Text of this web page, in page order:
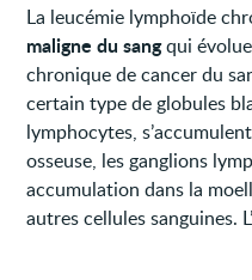
La leucémie lymphoïde
maligne du sangqui
chronique de cancer du
certain type de globules
lymphocytes,
osseuse, les ganglions
accumulation dans la
autres cellules sanguines.